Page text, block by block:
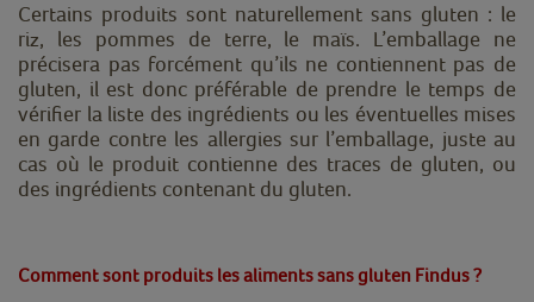
Certains produits sont naturellement sans gluten : le
riz, les pommes de terre, le maïs. L’emballage ne
précisera pas forcément qu’ils ne contiennent pas de
gluten, il est donc préférable de prendre le temps de
vérifier la liste des ingrédients ou les éventuelles mises
en garde contre les allergies sur l’emballage, juste au
cas où le produit contienne des traces de gluten, ou
des ingrédients contenant du gluten.
Comment sont produits les aliments sans gluten Findus ?